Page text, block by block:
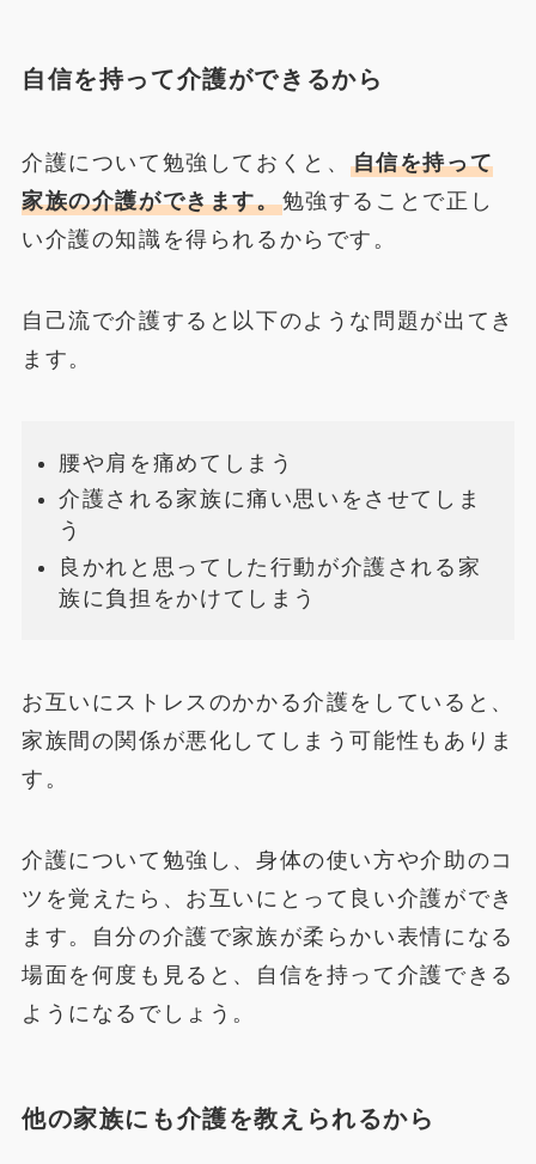
自信を持って介護ができるから
介護について勉強しておくと、 自信を持って
家族の介護ができます。勉強することで正し
い介護の知識を得られるからです。
自己流で介護すると以下のような問題が出てき
ます。
腰や肩を痛めてしまう
介護される家族に痛い思いをさせてしま
う
良かれと思ってした行動が介護される家
族に負担をかけてしまう
お互いにストレスのかかる介護をしていると、
家族間の関係が悪化してしまう可能性もありま
す。
介護について勉強し、身体の使い方や介助のコ
ツを覚えたら、お互いにとって良い介護ができ
ます。自分の介護で家族が柔らかい表情になる
場面を何度も見ると、自信を持って介護できる
ようになるでしょう。
他の家族にも介護を教えられるから